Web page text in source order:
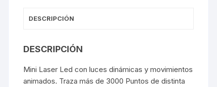
DESCRIPCIÓN
DESCRIPCIÓN
Mini Laser Led con luces dinámicas y movimientos
animados. Traza más de 3000 Puntos de distinta